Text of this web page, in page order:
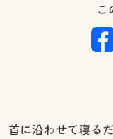
こ
首に沿わせて寝る